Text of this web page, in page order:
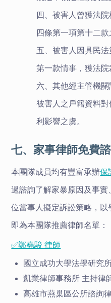
四、被害人曾獲法
四條第一項第十二款
五、被害人因具民
第一款情事，獲法院
六、其他經主管機
被害人之戶籍資料
利影響之虞。
七、家事律師免費
本團隊成員均有豐富承辦保
過諮詢了解家暴原因及事
位當事人擬定訴訟策略，
即為本團隊推薦律師名單：
✅鄭堯駿 律師
國立成功大學法學研究
凱業律師事務所 主持律
高雄市燕巢區公所諮詢